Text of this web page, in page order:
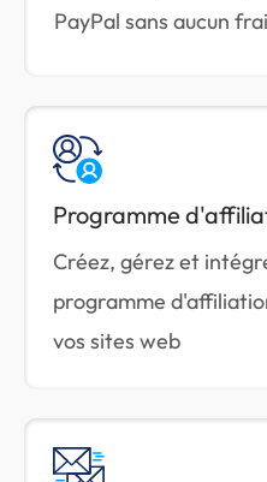
PayPal sans aucun
Programme
Créez, gérez et
programme
vos sites web